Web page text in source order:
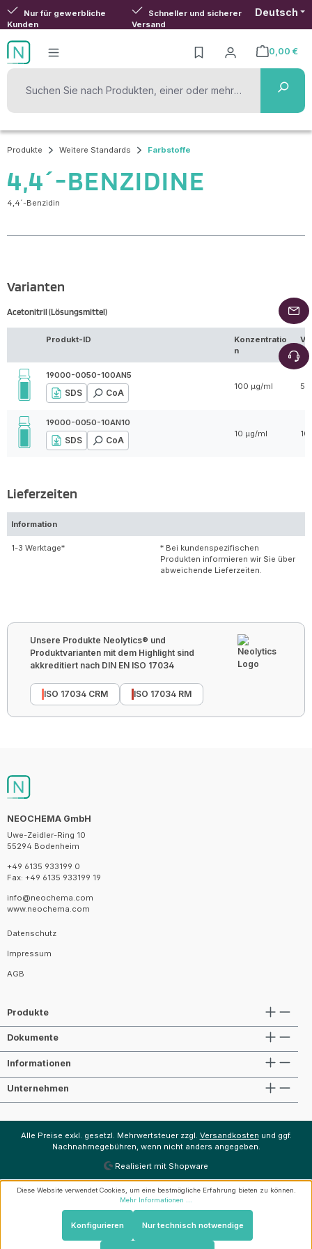
Zum Hauptinhalt springen
Nur für gewerbliche
Kunden
Schneller und sicherer
Versand
Deutsch
0,00 €
Warenkorb
Produkte Weitere Standards Farbstoffe
4,4´-BENZIDINE
4,4´-Benzidin
Varianten
Acetonitril (Lösungsmittel)
Produkt-ID
Konzentratio
n
19000-0050-100AN5
SDS CoA
100 µg/ml 5
19000-0050-10AN10
SDS CoA
10 µg/ml 10
Lieferzeiten
Information
1-3 Werktage*
* Bei kundenspezifischen
Produkten informieren wir Sie über
abweichende Lieferzeiten.
Unsere Produkte Neolytics® und
Produktvarianten mit dem Highlight sind
akkreditiert nach DIN EN ISO 17034
ISO 17034 CRM ISO 17034 RM
NEOCHEMA GmbH
Uwe-Zeidler-Ring 10
55294 Bodenheim
+49 6135 933199 0
Fax: +49 6135 933199 19
info@neochema.com
www.neochema.com
Datenschutz
Impressum
AGB
Produkte
Dokumente
Informationen
Unternehmen
Alle Preise exkl. gesetzl. Mehrwertsteuer zzgl. Versandkosten und ggf.
Nachnahmegebühren, wenn nicht anders angegeben.
Realisiert mit Shopware
Diese Website verwendet Cookies, um eine bestmögliche Erfahrung bieten zu können.
Mehr Informationen ...
Nur technisch notwendige
Konfigurieren